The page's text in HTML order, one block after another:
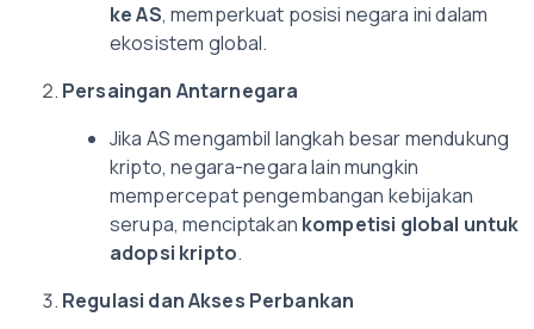
ke AS, memperkuat posisi negara ini dalam
ekosistem global.
Persaingan Antarnegara
Jika AS mengambil langkah besar mendukung
kripto, negara-negara lain mungkin
mempercepat pengembangan kebijakan
serupa, menciptakan kompetisi global untuk
adopsi kripto.
Regulasi dan Akses Perbankan